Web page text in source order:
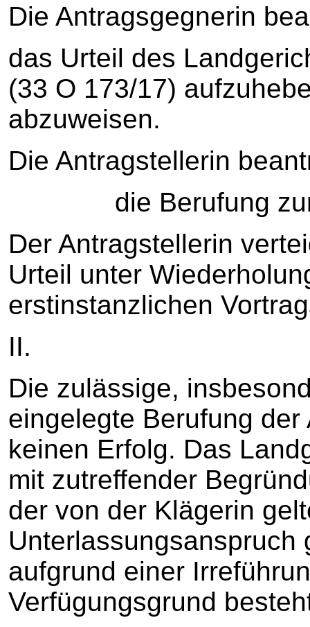
Die Antragsgegnerin
das Urteil des
(33 O 173/17)
abzuweisen.
Die Antragstellerin
die Berufung
Der Antragstellerin
Urteil unter
erstinstanzlichen
II.
Die zulässige,
eingelegte Berufung
keinen Erfolg. Das
mit zutreffender
der von der Klägerin
Unterlassungsanspruch
aufgrund einer
Verfügungsgrund